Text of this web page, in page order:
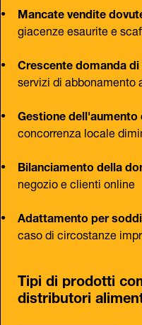
Mancate vendite
giacenze esaurite e
Crescente domanda
servizi di abbonamento
Gestione
concorrenza locale
Bilanciamento della
negozio e clienti online
Adattamento per
caso di circostanze
Tipi di prodotti
distributori